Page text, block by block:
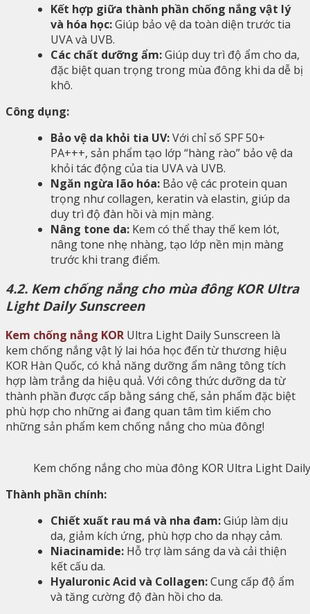
Kết hợp giữa thành phần chống nắng vật lý
và hóa học:Giúp bảo vệ da toàn diện trước tia
UVA và UVB.
Các chất dưỡng ẩm:Giúp duy trì độ ẩm cho da,
đặc biệt quan trọng trong mùa đông khi da dễ bị
khô.
Công dụng:
Bảo vệ da khỏi tia UV:Với chỉ số SPF 50+
PA+++, sản phẩm tạo lớp “hàng rào” bảo vệ da
khỏi tác động của tia UVA và UVB.
Ngăn ngừa lão hóa: Bảo vệ các protein quan
trọng như collagen, keratin và elastin, giúp da
duy trì độ đàn hồi và mịn màng.
Nâng tone da: Kem có thể thay thế kem lót,
nâng tone nhẹ nhàng, tạo lớp nền mịn màng
trước khi trang điểm.
4.2. Kem chống nắng cho mùa đông KOR Ultra
Light Daily Sunscreen
Kem chống nắng KOR Ultra Light Daily Sunscreen là
kem chống nắng vật lý lai hóa học đến từ thương hiệu
KOR Hàn Quốc, có khả năng dưỡng ẩm nâng tông tích
hợp làm trắng da hiệu quả. Với công thức dưỡng da từ
thành phần được cấp bằng sáng chế, sản phẩm đặc biệt
phù hợp cho những ai đang quan tâm tìm kiếm cho
những sản phẩm kem chống nắng cho mùa đông!
Kem chống nắng cho mùa đông KOR Ultra Light
Thành phần chính:
Chiết xuất rau má và nha đam:Giúp làm dịu
da, giảm kích ứng, phù hợp cho da nhạy cảm.
Niacinamide: Hỗ trợ làm sáng da và cải thiện
kết cấu da.
Hyaluronic Acid và Collagen:Cung cấp độ ẩm
và tăng cường độ đàn hồi cho da.